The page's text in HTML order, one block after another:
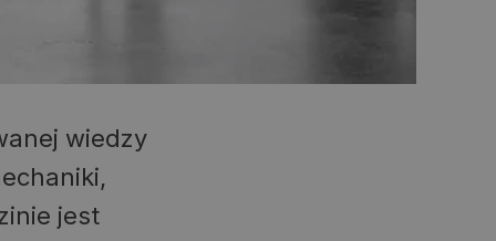
wiedzy
jest